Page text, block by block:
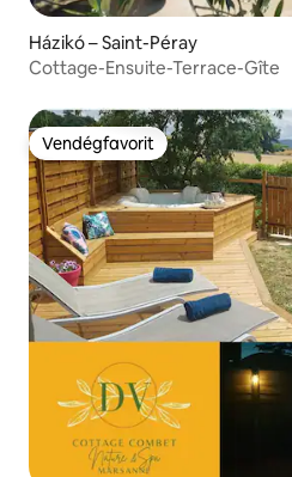
Házikó – Saint-Péray
Cottage-Ensuite-Terrace-Gîte
Vendégfavorit
Vendégfavorit